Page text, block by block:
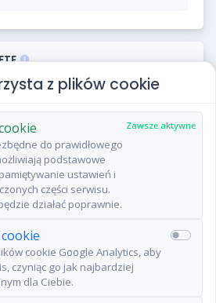
TER
0,20% Irlandia
Poprzednia
z plików cookie
do prawidłowego
podstawowe
ustawień i
części serwisu.
działać poprawnie.
Zawsze aktywne
cookie Google Analytics, aby
czyniąc go jak najbardziej
dla Ciebie.